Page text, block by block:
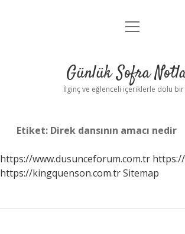
Anasayfa
Yasal Uyarı
menüyü
Günlük Sofra
İlginç ve eğlenceli içeriklerle dolu bir
Etiket: Direk dansının amacı nedir
https://www.dusunceforum.com.tr
https://kingquenson.com.trSitemap